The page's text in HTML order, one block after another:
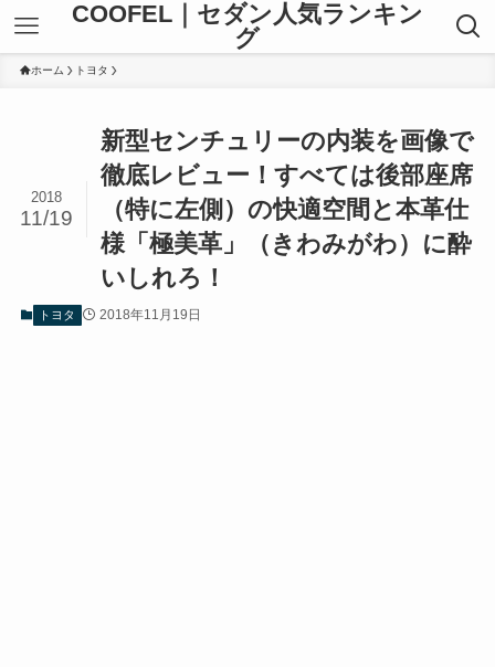
COOFEL｜セダン人気ランキン
グ
ホーム トヨタ
新型センチュリーの内装を画像で
徹底レビュー！すべては後部座席
（特に左側）の快適空間と本革仕
様「極美革」（きわみがわ）に酔
いしれろ！
2018
11/19
トヨタ 2018年11月19日